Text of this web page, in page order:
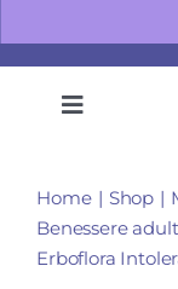
Toggle
Shop
Home Shop
Benessere
Erboflora